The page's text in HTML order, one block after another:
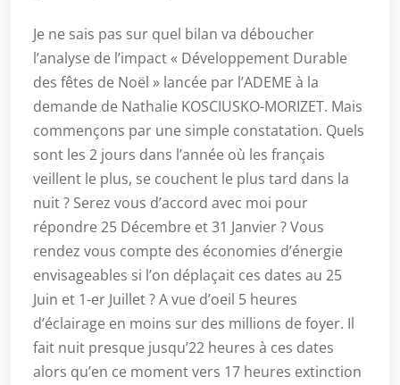
Je ne sais pas sur quel bilan va déboucher
l’analyse de l’impact « Développement Durable
des fêtes de Noël » lancée par l’ADEME à la
demande de Nathalie KOSCIUSKO-MORIZET. Mais
commençons par une simple constatation. Quels
sont les 2 jours dans l’année où les français
veillent le plus, se couchent le plus tard dans la
nuit ? Serez vous d’accord avec moi pour
répondre 25 Décembre et 31 Janvier ? Vous
rendez vous compte des économies d’énergie
envisageables si l’on déplaçait ces dates au 25
Juin et 1-er Juillet ? A vue d’oeil 5 heures
d’éclairage en moins sur des millions de foyer. Il
fait nuit presque jusqu’22 heures à ces dates
alors qu’en ce moment vers 17 heures extinction